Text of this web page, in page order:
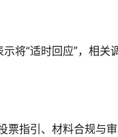
将“适时回应”，相
指引、材料合规与